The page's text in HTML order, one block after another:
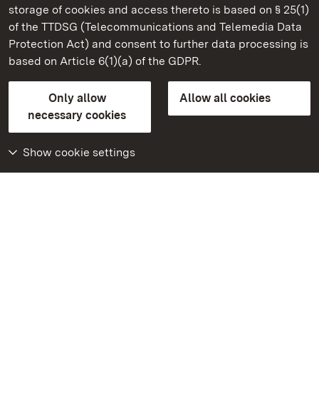
storage of cookies and access thereto is based on § 25(1)
of the TTDSG (Telecommunications and Telemedia Data
Protection Act) and consent to further data processing is
based on Article 6(1)(a) of the GDPR.
Only allow
necessary cookies
Allow all cookies
Show cookie settings
Ludwigsburg Residential Palace
State Palaces and Gardens of Baden-Wuerttemberg
Contact usFAQMasthead
Declaration on barrier-free access
BITV-konform (geprüfte Seiten)